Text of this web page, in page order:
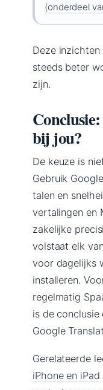
(onderdeel
Deze
steeds beter
zijn.
bij jou?
De keuze is
Gebruik
talen en
vertalingen en
zakelijke
volstaat elk
voor dagelijks
installeren.
regelmatig
is de
Google
Gerelateerde
iPhone en iPad